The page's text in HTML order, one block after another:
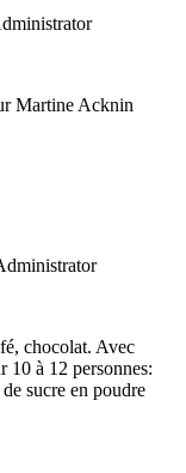
Martine Acknin
chocolat. Avec
à 12 personnes:
sucre en poudre